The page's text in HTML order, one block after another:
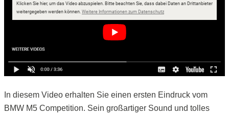
Klicken Sie hier, um das Video abzuspielen. Bitte beachten Sie, dass dabei Daten an Drittanbieter
weitergegeben werden können. Weitere Informationen zum Datenschutzöffnet in neuem Fenster
In diesem Video erhalten Sie einen ersten Eindruck vom
BMW M5 Competition. Sein großartiger Sound und tolles